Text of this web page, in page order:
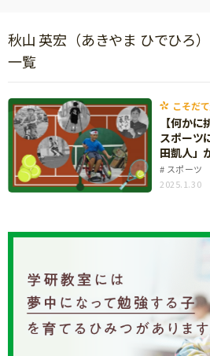
科学・プログラミング
絵本・読み聞かせ
自由研究・工作
読書感想文
本・読書
習い事
知育
ファッション・美容
親子でいっしょに
人間関係
おでかけ
料理
健康
秋山 英宏（あきやま ひでひろ
一覧
こそだ
【何か
スポーツ
田凱人」
スポーツ
2025.1.30